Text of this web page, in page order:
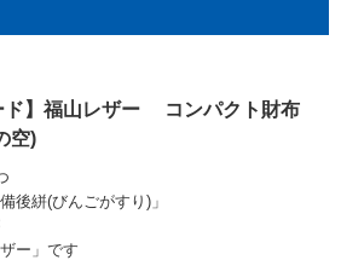
ド】福山レザー コンパクト財布
空)
後絣(びんごがすり)」
ー」です